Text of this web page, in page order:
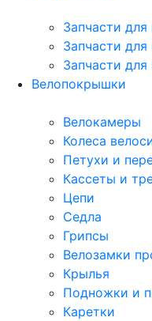
Запчасти для
Запчасти
Запчасти
Велопокрышки
Велокамеры
Колеса
Петухи и
Кассеты и
Цепи
Седла
Грипсы
Велозамки
Крылья
Подножки и
Каретки